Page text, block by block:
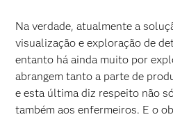
Na verdade, atualmente a
visualização e exploração de
entanto há ainda muito por
abrangem tanto a parte de
e esta última diz respeito não
também aos enfermeiros. E o